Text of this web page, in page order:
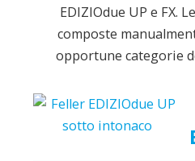
EDIZIOdue UP e FX.
composte
opportune categorie